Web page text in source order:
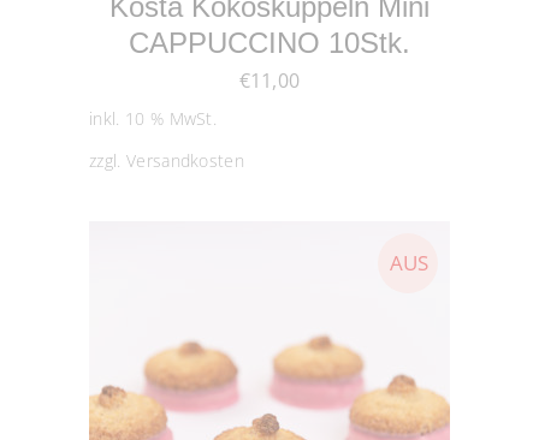
Kosta Kokoskuppeln Mini
CAPPUCCINO 10Stk.
€11,00
inkl. 10 % MwSt.
zzgl. Versandkosten